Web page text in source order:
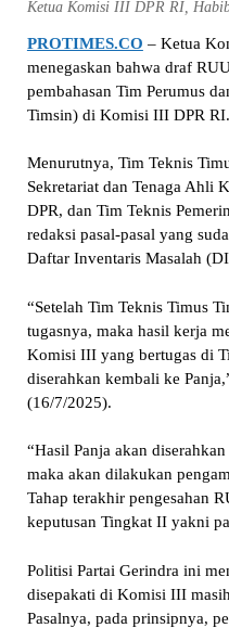
Ketua Komisi III DPR RI,
PROTIMES.CO – Ketua
menegaskan bahwa draf
pembahasan Tim Perumus
Timsin) di Komisi III DPR RI.
Menurutnya, Tim Teknis
Sekretariat dan Tenaga Ahli
DPR, dan Tim Teknis
redaksi pasal-pasal yang
Daftar Inventaris Masalah
“Setelah Tim Teknis Timus
tugasnya, maka hasil kerja
Komisi III yang bertugas di
diserahkan kembali ke
(16/7/2025).
“Hasil Panja akan
maka akan dilakukan
Tahap terakhir pengesahan
keputusan Tingkat II yakni
Politisi Partai Gerindra ini
disepakati di Komisi III
Pasalnya, pada prinsipnya,